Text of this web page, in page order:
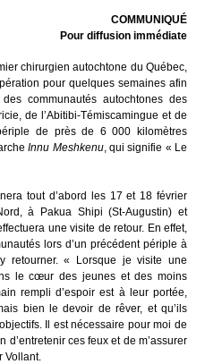
COMMUNIQUÉ
Pour diffusion immédiate
chirurgien autochtone du Québec,
pour quelques semaines afin
communautés autochtones des
de l’Abitibi-Témiscamingue et de
de près de 6 000 kilomètres
Innu Meshkenu, qui signifie « Le
tout d’abord les 17 et 18 février
à Pakua Shipi (St-Augustin) et
une visite de retour. En effet,
lors d’un précédent périple à
retourner. « Lorsque je visite une
le cœur des jeunes et des moins
rempli d’espoir est à leur portée,
bien le devoir de rêver, et qu’ils
Il est nécessaire pour moi de
ces feux et de m’assurer
Vollant.